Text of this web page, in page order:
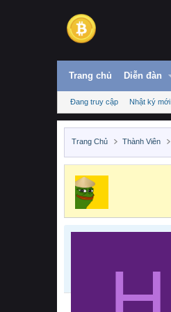
Trang chủ Diễn đàn
Đang truy cập Nhật ký mới
Trang Chủ Thành Viên